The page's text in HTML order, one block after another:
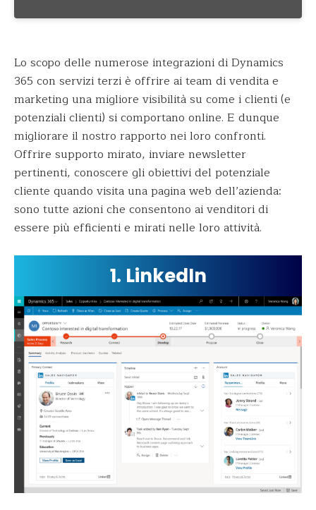
Lo scopo delle numerose integrazioni di Dynamics
365 con servizi terzi è offrire ai team di vendita e
marketing una migliore visibilità su come i clienti (e
potenziali clienti) si comportano online. E dunque
migliorare il nostro rapporto nei loro confronti.
Offrire supporto mirato, inviare newsletter
pertinenti, conoscere gli obiettivi del potenziale
cliente quando visita una pagina web dell’azienda:
sono tutte azioni che consentono ai venditori di
essere più efficienti e mirati nelle loro attività.
1. LinkedIn